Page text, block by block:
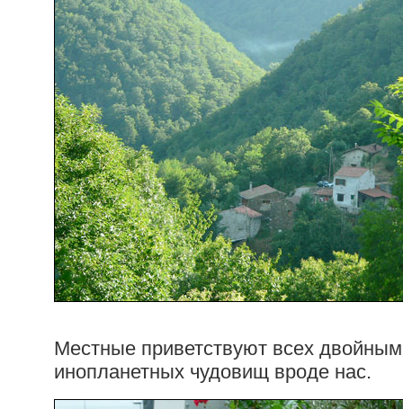
Местные приветствуют всех
инопланетных чудовищ вроде нас.